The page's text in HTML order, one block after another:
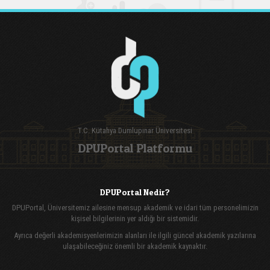
T.C. Kütahya Dumlupınar Üniversitesi
DPUPortal Platformu
DPUPortal Nedir?
DPUPortal, Üniversitemiz ailesine mensup akademik ve idari tüm personelimizin
kişisel bilgilerinin yer aldığı bir sistemidir.
Ayrıca değerli akademisyenlerimizin alanları ile ilgili güncel akademik yazılarına
ulaşabileceğiniz önemli bir akademik kaynaktır.